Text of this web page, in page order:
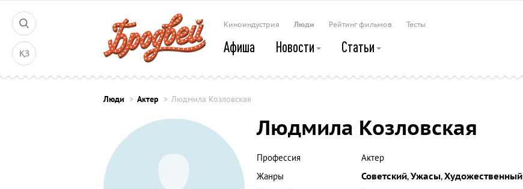
ҚЗ
Киноиндустрия Люди Рейтинг фильмов Тесты
Афиша Новости Статьи
Люди Актер Людмила Козловская
Людмила Козловская
Профессия
Актер
Жанры
Советский,Ужасы,Художественный